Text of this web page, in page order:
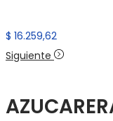
$ 16.259,62
Siguiente